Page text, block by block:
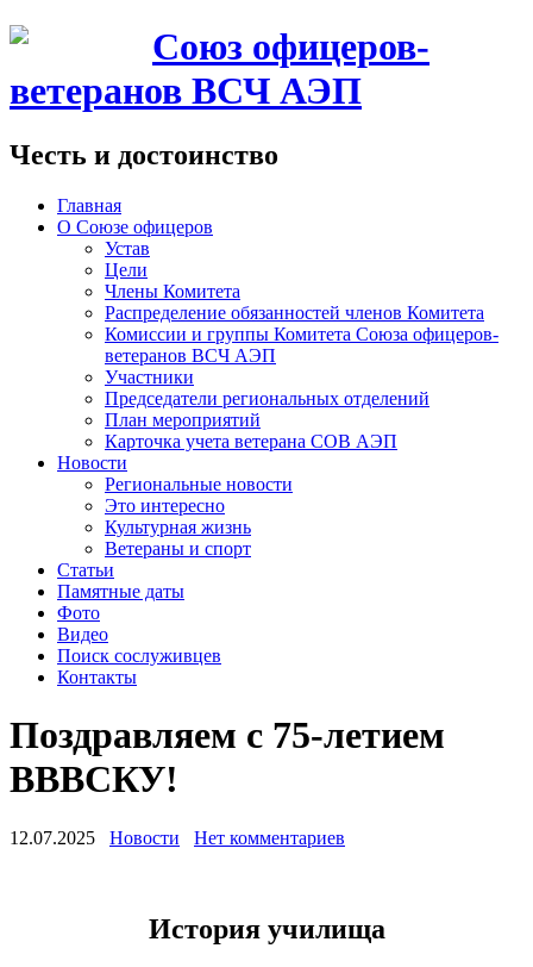
Союз офицеров-
ветеранов ВСЧ АЭП
Честь и достоинство
Главная
О Союзе офицеров
Устав
Цели
Члены Комитета
Распределение обязанностей членов Комитета
Комиссии и группы Комитета Союза офицеров-
ветеранов ВСЧ АЭП
Участники
Председатели региональных отделений
План мероприятий
Карточка учета ветерана CОВ АЭП
Новости
Региональные новости
Это интересно
Культурная жизнь
Ветераны и спорт
Статьи
Памятные даты
Фото
Видео
Поиск сослуживцев
Контакты
Поздравляем с 75-летием
ВВВСКУ!
12.07.2025 Новости Нет комментариев
История училища